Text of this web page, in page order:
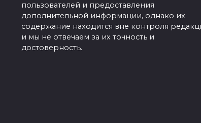
пользователей и предоставления
дополнительной информации, однако их
содержание находится вне контроля
и мы не отвечаем за их точность и
достоверность.